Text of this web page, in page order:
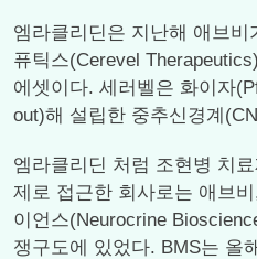
엠라클리딘은 지난해 애브
퓨틱스(Cerevel
에셋이다. 세러벨은 화이자
out)해 설립한 중추신경계
엠라클리딘 처럼 조현병 치
제로 접근한 회사로는 애브
이언스(Neurocrine
쟁구도에 있었다. BMS는 올